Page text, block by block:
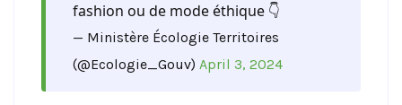
fashion ou de mode éthique 👇
— Ministère Écologie Territoires
(@Ecologie_Gouv) April 3, 2024